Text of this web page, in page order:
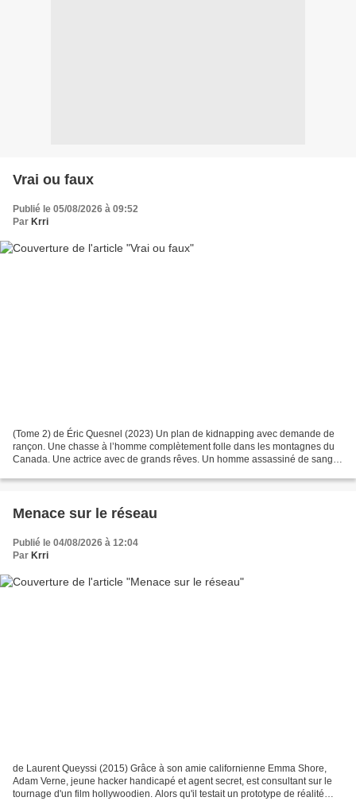
Vrai ou faux
Publié le 05/08/2026 à 09:52
Par Krri
(Tome 2) de Éric Quesnel (2023) Un plan de kidnapping avec demande de
rançon. Une chasse à l’homme complètement folle dans les montagnes du
Canada. Une actrice avec de grands rêves. Un homme assassiné de sang
Menace sur le réseau
Publié le 04/08/2026 à 12:04
Par Krri
de Laurent Queyssi (2015) Grâce à son amie californienne Emma Shore,
Adam Verne, jeune hacker handicapé et agent secret, est consultant sur le
tournage d'un film hollywoodien. Alors qu'il testait un prototype de réalité